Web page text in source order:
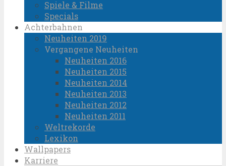
Spiele & Filme
Specials
Achterbahnen
Neuheiten 2019
Vergangene Neuheiten
Neuheiten 2016
Neuheiten 2015
Neuheiten 2014
Neuheiten 2013
Neuheiten 2012
Neuheiten 2011
Weltrekorde
Lexikon
Wallpapers
Karriere